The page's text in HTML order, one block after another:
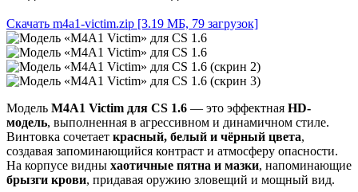
Скачать m4a1-victim.zip [3.19 МБ, 79 загрузок]
Модель M4A1 Victim для CS 1.6 — это эффектная HD-
модель, выполненная в агрессивном и динамичном стиле.
Винтовка сочетает красный, белый и чёрный цвета,
создавая запоминающийся контраст и атмосферу опасности.
На корпусе видны хаотичные пятна и мазки, напоминающие
брызги крови, придавая оружию зловещий и мощный вид.